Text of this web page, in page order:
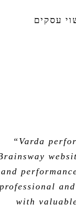
עסקים
“Varda
and
professional
with